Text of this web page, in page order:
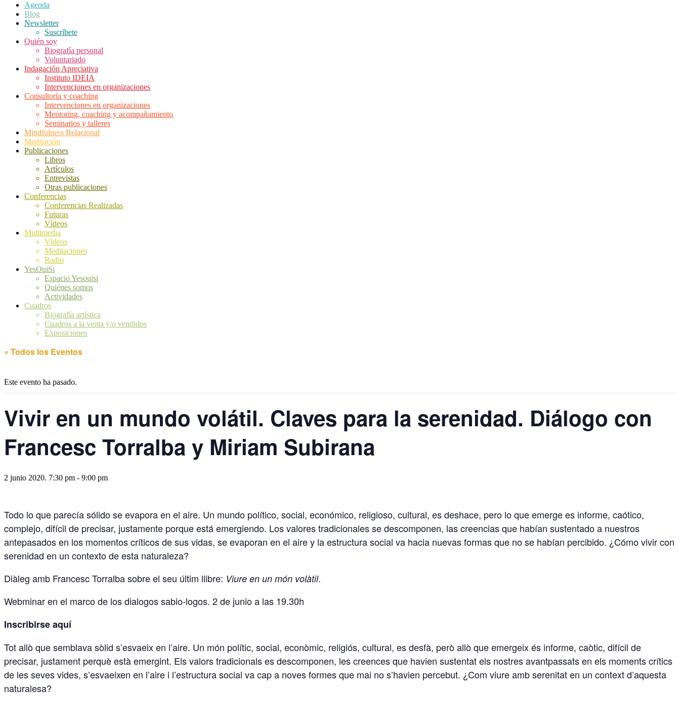
Agenda
Blog
Newsletter
Suscríbete
Quién soy
Biografía personal
Voluntariado
Indagación Apreciativa
Instituto IDEIA
Intervenciones en organizaciones
Consultoría y coaching
Intervenciones en organizaciones
Mentoring, coaching y acompañamiento
Seminarios y talleres
Mindfulness Relacional
Meditación
Publicaciones
Libros
Artículos
Entrevistas
Otras publicaciones
Conferencias
Conferencias Realizadas
Futuras
Vídeos
Multimedia
Vídeos
Meditaciones
Radio
YesOuiSi
Espacio Yesouisi
Quiénes somos
Actividades
Cuadros
Biografía artística
Cuadros a la venta y/o vendidos
Exposiciones
« Todos los Eventos
Este evento ha pasado.
Vivir en un mundo volátil. Claves para la serenidad. Diálogo con
Francesc Torralba y Miriam Subirana
2 junio 2020. 7:30 pm - 9:00 pm
Todo lo que parecía sólido se evapora en el aire. Un mundo político, social, económico, religioso, cultural, es deshace, pero lo que emerge es informe, caótico,
complejo, difícil de precisar, justamente porque está emergiendo. Los valores tradicionales se descomponen, las creencias que habían sustentado a nuestros
antepasados en los momentos críticos de sus vidas, se evaporan en el aire y la estructura social va hacia nuevas formas que no se habían percibido. ¿Cómo vivir con
serenidad en un contexto de esta naturaleza?
Diàleg amb Francesc Torralba sobre el seu últim llibre: Viure en un món volàtil.
Webminar en el marco de los dialogos sabio-logos. 2 de junio a las 19.30h
Inscribirse aquí
Tot allò que semblava sòlid s’esvaeix en l’aire. Un món polític, social, econòmic, religiós, cultural, es desfà, però allò que emergeix és informe, caòtic, difícil de
precisar, justament perquè està emergint. Els valors tradicionals es descomponen, les creences que havien sustentat els nostres avantpassats en els moments crítics
de les seves vides, s’esvaeixen en l’aire i l’estructura social va cap a noves formes que mai no s’havien percebut. ¿Com viure amb serenitat en un context d’aquesta
naturalesa?